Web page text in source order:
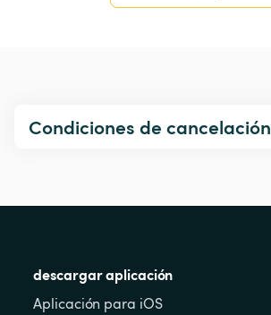
Condiciones de cancelación
descargar aplicación
Aplicación para iOS